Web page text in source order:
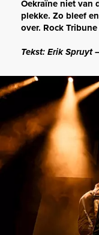
Oekraïne niet van
plekke. Zo bleef
over. Rock
Tekst: Erik Spruyt